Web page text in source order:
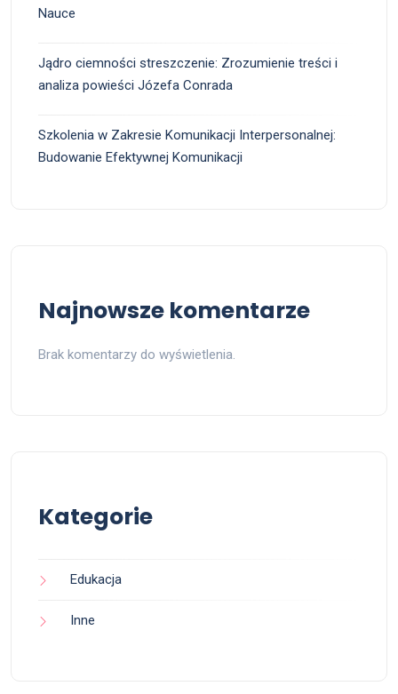
Nauce
Jądro ciemności streszczenie: Zrozumienie treści i
analiza powieści Józefa Conrada
Szkolenia w Zakresie Komunikacji Interpersonalnej:
Budowanie Efektywnej Komunikacji
Najnowsze komentarze
Brak komentarzy do wyświetlenia.
Kategorie
Edukacja
Inne